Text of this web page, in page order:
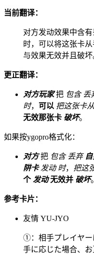
当前翻译：
对方发动效果中含
时，可以将这张卡
与效果无效并且破坏
更正翻译：
对方玩家把 包含 丢
时， 可以 把这张卡
无效那张卡 破坏。
如果按ygopro格式化：
对方把 包含 丢弃
阱卡 发动 时， 把这
个发动无效并 破坏。
参考卡片：
友情 YU-JYO
①：相手プレイヤー
手に応じた場合、